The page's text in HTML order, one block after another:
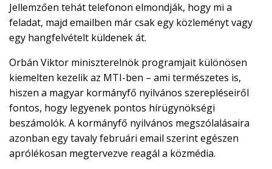
Jellemzően tehát telefonon elmondják, hogy mi a
feladat, majd emailben már csak egy közleményt vagy
egy hangfelvételt küldenek át.
Orbán Viktor miniszterelnök programjait különösen
kiemelten kezelik az MTI-ben – ami természetes is,
hiszen a magyar kormányfő nyilvános szerepléseiről
fontos, hogy legyenek pontos hírügynökségi
beszámolók. A kormányfő nyilvános megszólalásaira
azonban egy tavaly februári email szerint egészen
aprólékosan megtervezve reagál a közmédia.